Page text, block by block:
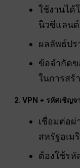
ใช้งานไ
นิวซีแลนด์
ผลลัพธ์ปร
ข้อจำกัดข
ในการสร้
2. VPN + รหัสเชิญจ
เชื่อมต่อผ่
สหรัฐอเม
ต้องใช้รหั